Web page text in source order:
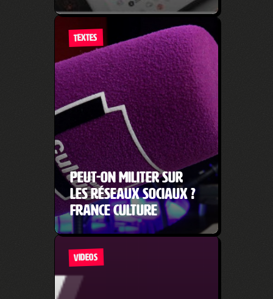
TEXTES
Peut-on militer sur
les réseaux sociaux ?
France Culture
VIDEOS